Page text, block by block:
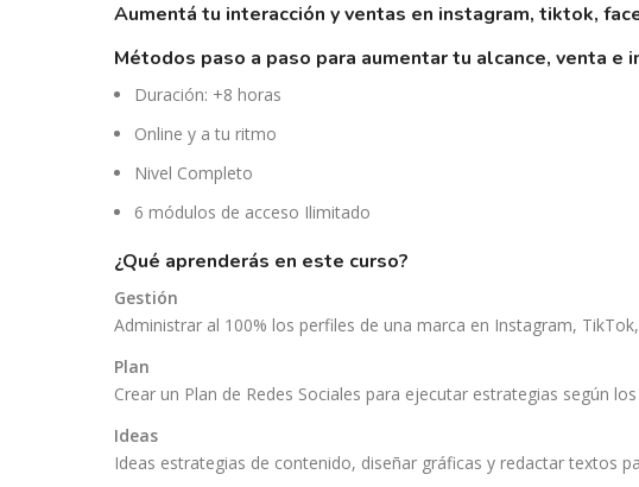
aumentá tu interacción y ventas en instagram, tiktok,
métodos paso a paso para aumentar tu alcance, venta e
Duración: +8 horas
Online y a tu ritmo
Nivel Completo
6 módulos de acceso Ilimitado
¿qué aprenderás en este curso?
Gestión
Administrar al 100% los perfiles de una marca en Instagram,
Plan
Crear un Plan de Redes Sociales para ejecutar estrategias según
Ideas
Ideas estrategias de contenido, diseñar gráficas y redactar textos